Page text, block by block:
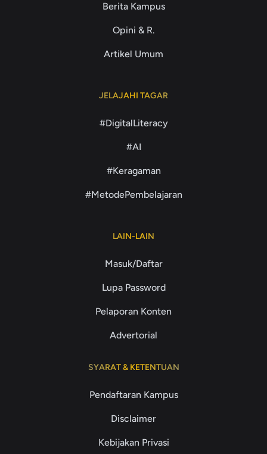
Berita Kampus
Opini & R.
Artikel Umum
JELAJAHI TAGAR
#DigitalLiteracy
#AI
#Keragaman
#MetodePembelajaran
LAIN-LAIN
Masuk/Daftar
Lupa Password
Pelaporan Konten
Advertorial
SYARAT & KETENTUAN
Pendaftaran Kampus
Disclaimer
Kebijakan Privasi